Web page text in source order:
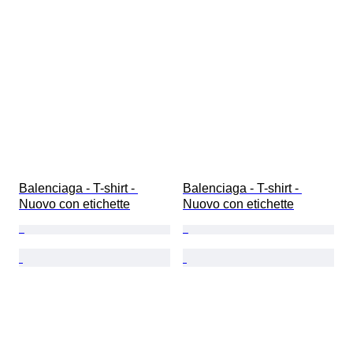
Balenciaga - T-shirt -
Nuovo con etichette
Balenciaga - T-shirt -
Nuovo con etichette